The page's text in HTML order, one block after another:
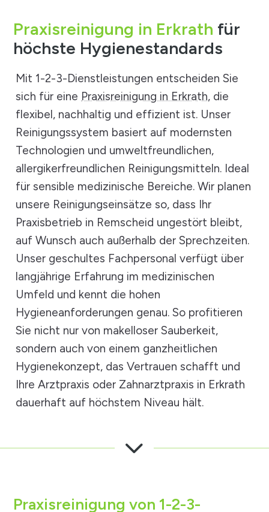
Praxisreinigung in Erkrath für
höchste Hygienestandards
Mit 1-2-3-Dienstleistungen entscheiden Sie
sich für eine Praxisreinigung in Erkrath, die
flexibel, nachhaltig und effizient ist. Unser
Reinigungssystem basiert auf modernsten
Technologien und umweltfreundlichen,
allergikerfreundlichen Reinigungsmitteln. Ideal
für sensible medizinische Bereiche. Wir planen
unsere Reinigungseinsätze so, dass Ihr
Praxisbetrieb in Remscheid ungestört bleibt,
auf Wunsch auch außerhalb der Sprechzeiten.
Unser geschultes Fachpersonal verfügt über
langjährige Erfahrung im medizinischen
Umfeld und kennt die hohen
Hygieneanforderungen genau. So profitieren
Sie nicht nur von makelloser Sauberkeit,
sondern auch von einem ganzheitlichen
Hygienekonzept, das Vertrauen schafft und
Ihre Arztpraxis oder Zahnarztpraxis in Erkrath
dauerhaft auf höchstem Niveau hält.
3
Praxisreinigung von 1-2-3-